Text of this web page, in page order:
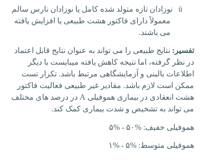
ü
نوزادان تازه متولد شده کامل یا نوزادان نارس سالم
معمولاً دارای فاکتور هشت طبیعی یا افزایش یافته
می باشند.
تفسیر: نتایج طبیعی را می تواند به عنوان نتایج قابل اعتماد
در نظر گرفته، اما نتیجه کاهش یافته میبایست با دیگر
اطلاعات بالینی و آزمایشگاهی مرتبط باشد. تکرار تست
ممکن است لازم باشد. مقادیر غیر طبیعی فعالیت فاکتور
هشت انعقادی در بیماری هموفیلیA در درصد های مختلف
می تواند به تشخیص و شدت بیماری کمک کند.
هموفیلی خفیف:۵% - ۵۰%
هموفیلی متوسط:۱% - ۵%